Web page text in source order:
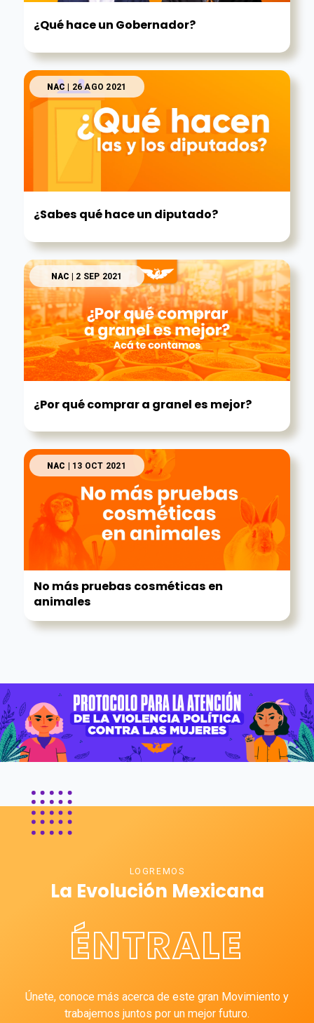
¿Qué hace un Gobernador?
NAC | 26 AGO 2021
¿Sabes qué hace un diputado?
NAC | 2 SEP 2021
¿Por qué comprar a granel es mejor?
NAC | 13 OCT 2021
No más pruebas cosméticas en
animales
LOGREMOS
La Evolución Mexicana
ÉNTRALE
Únete, conoce más acerca de este gran Movimiento y
trabajemos juntos por un mejor futuro.